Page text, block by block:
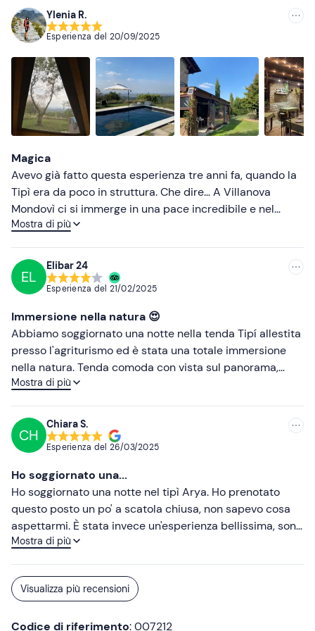
Torcia
Repellente per insetti
Più recenti
Meno recenti
Più alte
Più basse
Ylenia R.
Esperienza del 20/09/2025
Magica
Avevo già fatto questa esperienza tre anni fa, quando la
Tipì era da poco in struttura. Che dire… A Villanova
Mondovì ci si immerge in una pace incredibile e nel
verde degli alberi. La location è meravigliosa e la notte in
coloro che amano il contatto con la natura. Noi abbiamo
usufruito anche della piscina vista la giornata splendida,
ma volendo in struttura sono disponibili sauna e
Idromassaggio. Poi la sera abbiamo cenato lì (prezzi
ottimi e cibo pure). Alla prossima!
Mostra di più
EL
Elibar 24
Esperienza del 21/02/2025
Immersione nella natura 😍
Abbiamo soggiornato una notte nella tenda Tipí allestita
presso l'agriturismo ed è stata una totale immersione
nella natura. Tenda comoda con vista sul panorama,
piccolo patio con sedie tavolino d due sdraio. Bagno
presso la locanda con prodotti tipici e a un prezzo
onesto. Colazione servita direttamente in tenda con
prodotti freschi sia dolci che salati. È presente nella
struttura anche una piscina con zona relax
(idromassaggio/sauna). Consigliamo un soggiorno qui se
avete voglia di prendere una pausa da tutto e
disconnettervi nella natura.
Mostra di più
CH
Chiara S.
Esperienza del 26/03/2025
Ho soggiornato una...
Ho soggiornato una notte nel tipì Arya. Ho prenotato
questo posto un po' a scatola chiusa, non sapevo cosa
aspettarmi. È stata invece un'esperienza bellissima, sono
rimasta piacevolmente stupita dalla posizione
dalla bellezza del posto. Il nostro tipì era curatissimo, è
stato molto suggestivo dormirci. Vorrei ringraziare il
vegano davvero squisito, abbiamo apprezzato tanto! Il
Mostra di più
Visualizza più recensioni
Codice di riferimento: 007212